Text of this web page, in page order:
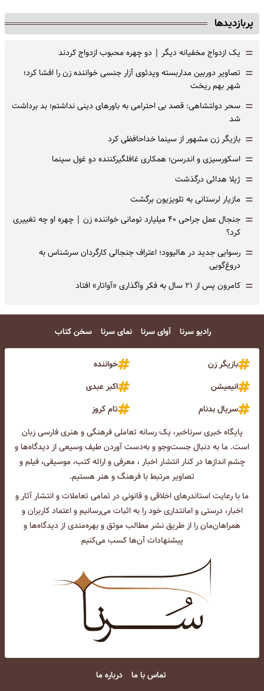
پربازدیدها
= یک ازدواج مخفیانه دیگر | دو چهره محبوب ازدواج کردند
= تصاویر دوربین مداربسته ویدئوی آزار جنسی خواننده زن را افشا کرد؛
شهر بهم ریخت
= سحر دولتشاهی: قصد بی احترامی به باورهای دینی نداشتم؛ بد برداشت
شد
= بازیگر زن مشهور از سینما خداحافظی کرد
= اسکورسیزی و اندرسن؛ همکاری غافلگیرکننده دو غول سینما
= ژیلا هدائی درگذشت
= مازیار لرستانی به تلویزیون برگشت
=
جنجال عمل جراحی ۴۰ میلیارد تومانی خواننده زن | چهره او چه تغییری
کرد؟
= رسوایی جدید در هالیوود؛ اعتراف جنجالی کارگردان سرشناس به
دروغ‌گویی
= کامرون پس از ۲۱ سال به فکر واگذاری «آواتار» افتاد
رادیو سرنا آوای سرنا نمای سرنا سخن کتاب
بازیگر زن
خواننده
انیمیشن
اکبر عبدی
سریال بدنام
تام کروز
پایگاه خبری سرناخبر، یک رسانه تعاملی فرهنگی و هنری فارسی زبان
است. ما به دنبال جست‌و‌جو و به‌دست آوردن طیف وسیعی از دیدگاه‌ها و
چشم انداز‌ها در کنار انتشار اخبار ، معرفی و ارائه کتب، موسیقی، فیلم و
تصاویر مرتبط با فرهنگ و هنر هستیم.
ما با رعایت استاندرهای اخلاقی و قانونی در تمامی تعاملات و انتشار آثار و
اخبار، درستی و امانتداری خود را به اثبات می‌رسانیم و اعتماد کاربران و
همراهان‌مان را از طریق نشر مطالب موثق و بهره‌مندی از دیدگاه‌ها و
پیشنهادات آن‌ها کسب می‌کنیم
تماس با ما درباره ما